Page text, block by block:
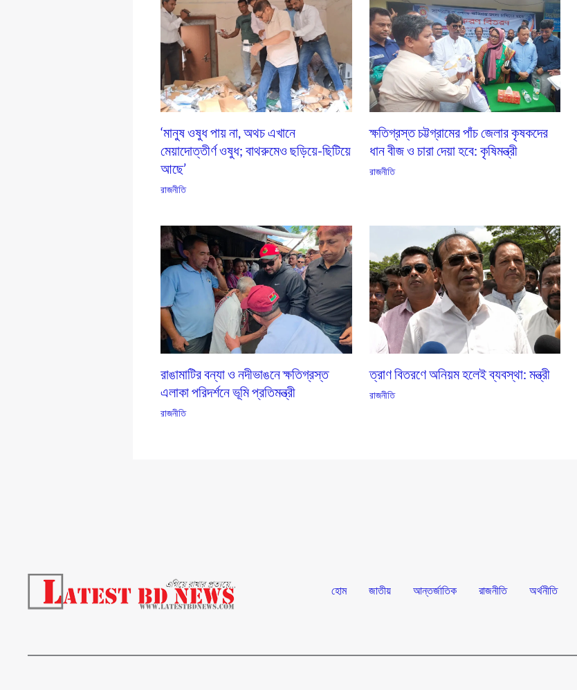
‘মানুষ ওষুধ পায় না, অথচ এখানে
মেয়াদোত্তীর্ণ ওষুধ; বাথরুমেও ছড়িয়ে-ছিটিয়ে
আছে’
রাজনীতি
ক্ষতিগ্রস্ত চট্টগ্রামের পাঁচ জেলার কৃষকদের
ধান বীজ ও চারা দেয়া হবে: কৃষিমন্ত্রী
রাজনীতি
রাঙামাটির বন্যা ও নদীভাঙনে ক্ষতিগ্রস্ত
এলাকা পরিদর্শনে ভূমি প্রতিমন্ত্রী
রাজনীতি
ত্রাণ বিতরণে অনিয়ম হলেই ব্যবস্থা: মন্ত্রী
রাজনীতি
হোম জাতীয় আন্তর্জাতিক রাজনীতি অর্থনীতি